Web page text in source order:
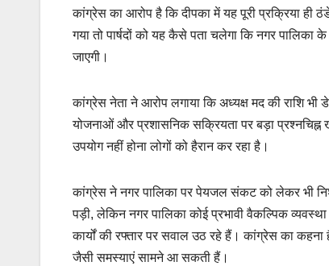
कांग्रेस का आरोप है कि दीपका में यह पूरी प्रक्रिया ही
गया तो पार्षदों को यह कैसे पता चलेगा कि नगर पालिका
जाएगी।
कांग्रेस नेता ने आरोप लगाया कि अध्यक्ष मद की राशि
योजनाओं और प्रशासनिक सक्रियता पर बड़ा
उपयोग नहीं होना लोगों को हैरान कर रहा है।
कांग्रेस ने नगर पालिका पर पेयजल संकट को लेकर भी
पड़ी, लेकिन नगर पालिका कोई प्रभावी वैकल्पिक
कार्यों की रफ्तार पर सवाल उठ रहे हैं। कांग्रेस का कहना
जैसी समस्याएं सामने आ सकती हैं।